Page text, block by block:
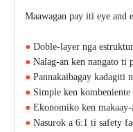
Maawagan pay iti eye and
● Doble-layer nga
● Nalag-an ken nangato ti
● Pannakaibagay kadagiti
● Simple ken kombeniente
● Ekonomiko ken
● Nasurok a 6:1 ti safety